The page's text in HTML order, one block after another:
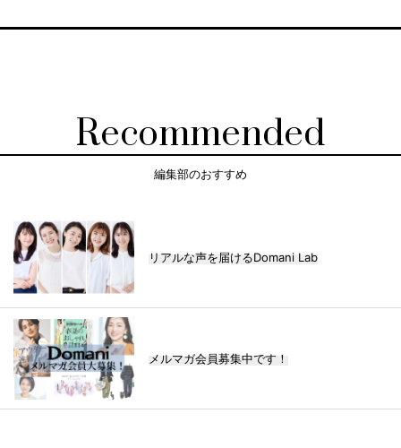
Recommended
編集部のおすすめ
リアルな声を届けるDomani Lab
メルマガ会員募集中です！